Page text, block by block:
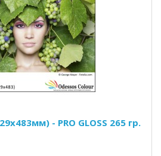
- PRO GLOSS 265 гр.